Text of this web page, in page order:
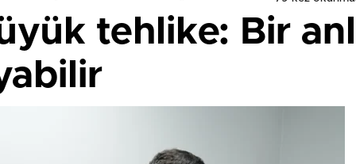
tehlike: Bir